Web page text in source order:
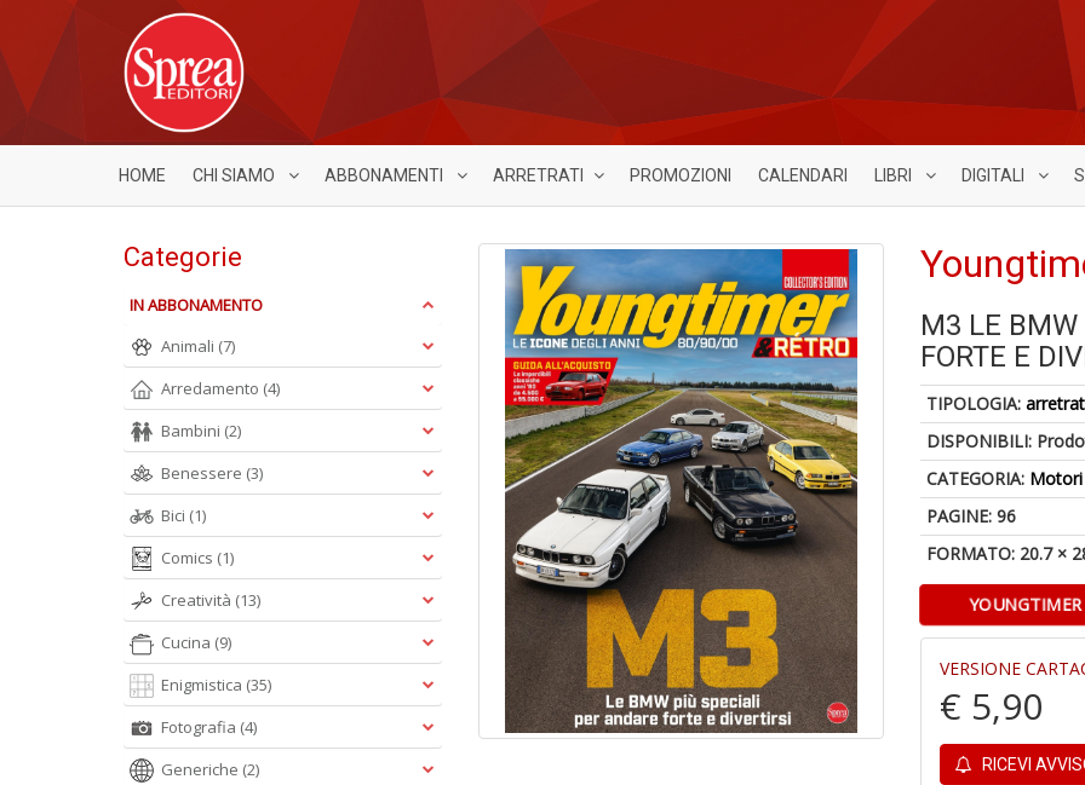
HOME CHI SIAMO ABBONAMENTI ARRETRATI PROMOZIONI CALENDARI LIBRI DIGITALI
M3 LE BMW
FORTE E
TIPOLOGIA:
DISPONIBILI:
CATEGORIA:
PAGINE: 96
FORMATO: 20.7 ×
VERSIONE
€ 5,90
RICEVI
Categorie
IN ABBONAMENTO
Animali (7)
Arredamento (4)
Bambini (2)
Benessere (3)
Bici (1)
Comics (1)
Creatività (13)
Cucina (9)
Enigmistica (35)
Fotografia (4)
Generiche (2)